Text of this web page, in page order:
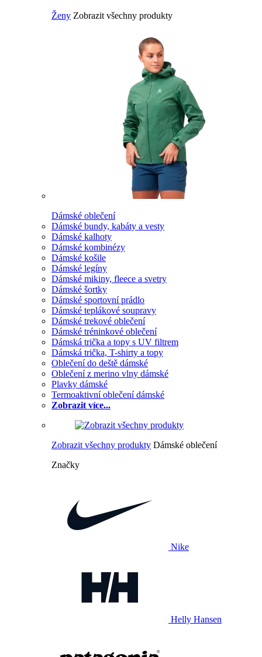
Ženy Zobrazit všechny produkty
Dámské oblečení
Dámské bundy, kabáty a vesty
Dámské kalhoty
Dámské kombinézy
Dámské košile
Dámské legíny
Dámské mikiny, fleece a svetry
Dámské šortky
Dámské sportovní prádlo
Dámské teplákové soupravy
Dámské trekové oblečení
Dámské tréninkové oblečení
Dámská trička a topy s UV filtrem
Dámská trička, T-shirty a topy
Oblečení do deště dámské
Oblečení z merino vlny dámské
Plavky dámské
Termoaktivní oblečení dámské
Zobrazit více...
Zobrazit všechny produkty Dámské oblečení
Značky
Nike
Helly Hansen